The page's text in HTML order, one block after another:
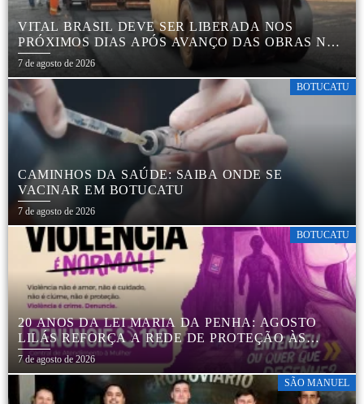
VITAL BRASIL DEVE SER LIBERADA NOS
PRÓXIMOS DIAS APÓS AVANÇO DAS OBRAS NA
REGIÃO DA RODOVIÁRIA
7 de agosto de 2026
BOTUCATU
CAMINHOS DA SAÚDE: SAIBA ONDE SE
VACINAR EM BOTUCATU
7 de agosto de 2026
BOTUCATU
20 ANOS DA LEI MARIA DA PENHA: AGOSTO
LILÁS REFORÇA A REDE DE PROTEÇÃO ÀS
MULHERES EM BOTUCATU
7 de agosto de 2026
SÃO MANUEL